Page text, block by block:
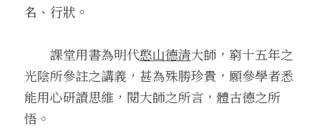
．黃昏之悸
．焚不滅的心
．死生流注
名、行狀。
課堂用書為明代憨山德清大師，窮十五年之
光陰所參註之講義，甚為殊勝珍貴，願參學者悉
能用心研讀思維，閱大師之所言，體古德之所
悟。